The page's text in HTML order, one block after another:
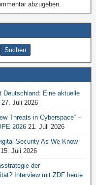
abzugeben.
Deutschland: Eine aktuelle
27. Juli 2026
Threats in Cyberspace“ –
2026 21. Juli 2026
Security As We Know
15. Juli 2026
der
Interview mit ZDF heute